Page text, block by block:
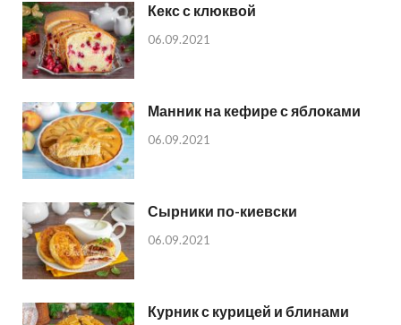
Кекс с клюквой
06.09.2021
Манник на кефире с яблоками
06.09.2021
Сырники по-киевски
06.09.2021
Курник с курицей и блинами